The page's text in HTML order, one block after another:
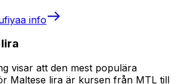
info
visar att den mest populära
Maltese lira är kursen från MTL till